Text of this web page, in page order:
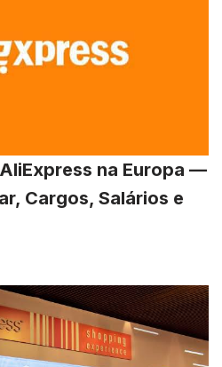
na Europa —
Cargos, Salários e